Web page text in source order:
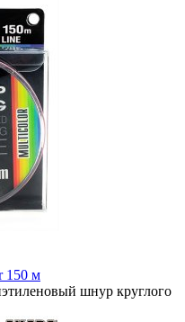
150 м
шнур круглого